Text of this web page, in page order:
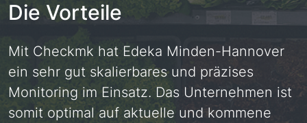
Die Vorteile
Mit Checkmk hat Edeka Minden-Hannover
ein sehr gut skalierbares und präzises
Monitoring im Einsatz. Das Unternehmen ist
somit optimal auf aktuelle und kommene